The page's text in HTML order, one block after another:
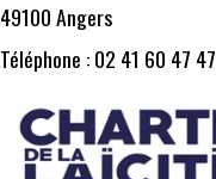
49100 Angers
Téléphone : 02 41 60 47 47